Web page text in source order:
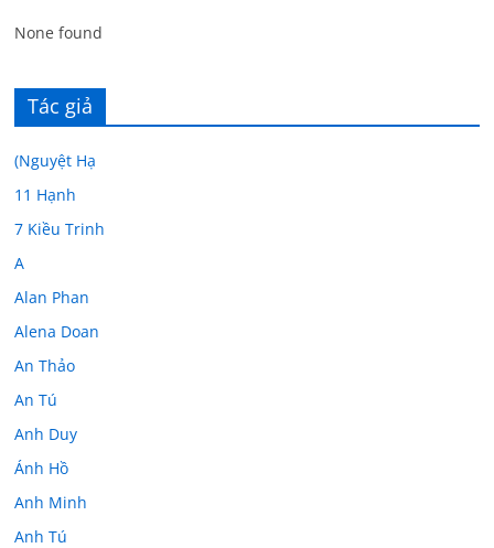
None found
Tác giả
(Nguyệt Hạ
11 Hạnh
7 Kiều Trinh
A
Alan Phan
Alena Doan
An Thảo
An Tú
Anh Duy
Ánh Hồ
Anh Minh
Anh Tú